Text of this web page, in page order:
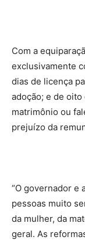
Com a
exclusivamente
dias de licença
adoção; e de oito
matrimônio ou
prejuízo da
“O governador e
pessoas muito
da mulher, da
geral. As